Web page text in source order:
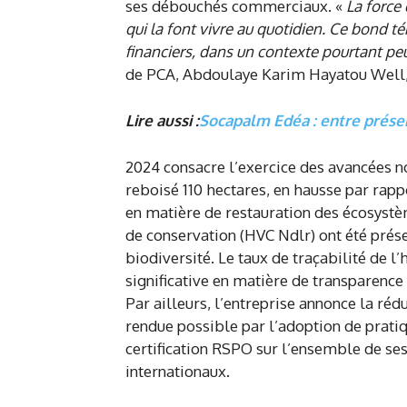
ses débouchés commerciaux. « La force
qui la font vivre au quotidien. Ce bond
financiers, dans un contexte pourtant
de PCA, Abdoulaye Karim Hayatou
Lire aussi :Socapalm Edéa : entre
2024 consacre l’exercice des
reboisé 110 hectares, en hausse par
en matière de restauration des
de conservation (HVC Ndlr) ont été
biodiversité. Le taux de traçabilité de
significative en matière de
Par ailleurs, l’entreprise annonce la
rendue possible par l’adoption de
certification RSPO sur l’ensemble de
internationaux.